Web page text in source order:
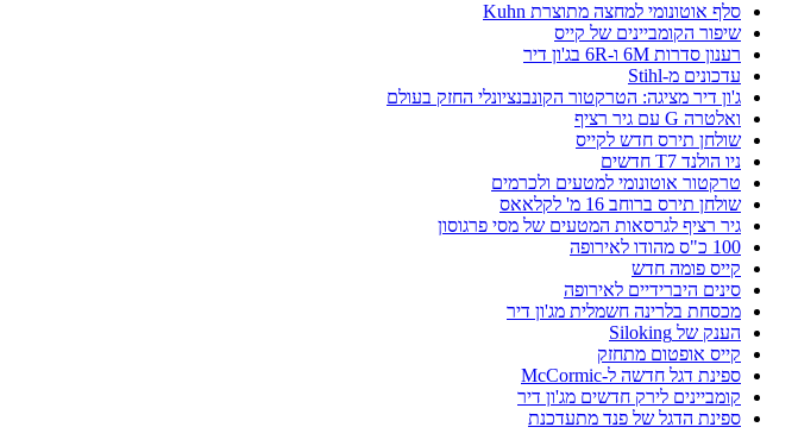
סלף אוטונומי למחצה מתוצרת Kuhn
שיפור הקומביינים של קייס
רענון סדרות 6M ו-6R בג'ון דיר
עדכונים מ-Stihl
ג'ון דיר מציגה: הטרקטור הקונבנציונלי החזק בעולם
ואלטרה G עם גיר רציף
שולחן תירס חדש לקייס
ניו הולנד T7 חדשים
טרקטור אוטונומי למטעים ולכרמים
שולחן תירס ברוחב 16 מ' לקלאאס
גיר רציף לגרסאות המטעים של מסי פרגוסון
100 כ"ס מהודו לאירופה
קייס פומה חדש
סינים היברידיים לאירופה
מכסחת בלרינה חשמלית מג'ון דיר
הענק של Siloking
קייס אופטום מתחזק
ספינת דגל חדשה ל-McCormic
קומביינים לירק חדשים מג'ון דיר
ספינת הדגל של פנד מתעדכנת